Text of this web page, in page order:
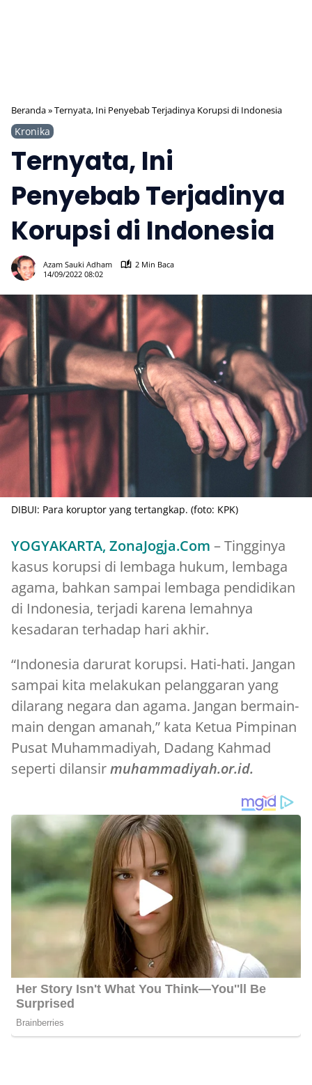
Beranda»Ternyata, Ini Penyebab Terjadinya Korupsi di Indonesia
Kronika
Ternyata, Ini
Penyebab Terjadinya
Korupsi di Indonesia
Azam Sauki Adham
2 Min Baca
14/09/2022 08:02
DIBUI: Para koruptor yang tertangkap. (foto: KPK)
YOGYAKARTA, ZonaJogja.Com – Tingginya
kasus korupsi di lembaga hukum, lembaga
agama, bahkan sampai lembaga pendidikan
di Indonesia, terjadi karena lemahnya
kesadaran terhadap hari akhir.
“Indonesia darurat korupsi. Hati-hati. Jangan
sampai kita melakukan pelanggaran yang
dilarang negara dan agama. Jangan bermain-
main dengan amanah,” kata Ketua Pimpinan
Pusat Muhammadiyah, Dadang Kahmad
seperti dilansirmuhammadiyah.or.id.